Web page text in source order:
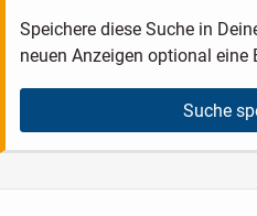
Speichere diese Suche in
neuen Anzeigen optional eine
Suche